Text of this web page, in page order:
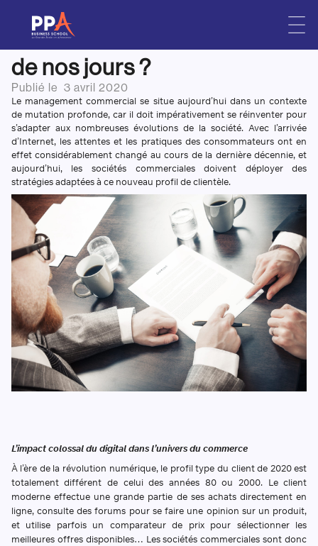
Comment le management
commercial se réinvente-t-il
de nos jours ?
Publié le 3 avril 2020
Le management commercial se situe aujourd’hui dans un contexte
de mutation profonde, car il doit impérativement se réinventer pour
s’adapter aux nombreuses évolutions de la société. Avec l’arrivée
d’Internet, les attentes et les pratiques des consommateurs ont en
effet considérablement changé au cours de la dernière décennie, et
aujourd’hui, les sociétés commerciales doivent déployer des
stratégies adaptées à ce nouveau profil de clientèle.
L’impact colossal du digital dans l’univers du commerce
À l’ère de la révolution numérique, le profil type du client de 2020 est
totalement différent de celui des années 80 ou 2000. Le client
moderne effectue une grande partie de ses achats directement en
ligne, consulte des forums pour se faire une opinion sur un produit,
et utilise parfois un comparateur de prix pour sélectionner les
meilleures offres disponibles… Les sociétés commerciales sont donc